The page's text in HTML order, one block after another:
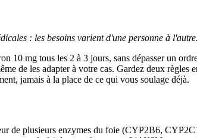
: les besoins varient d'une personne à l'autre.
10 mg tous les 2 à 3 jours, sans dépasser un
de les adapter à votre cas. Gardez deux règles
jamais à la place de ce qui vous soulage déjà.
de plusieurs enzymes du foie (CYP2B6,